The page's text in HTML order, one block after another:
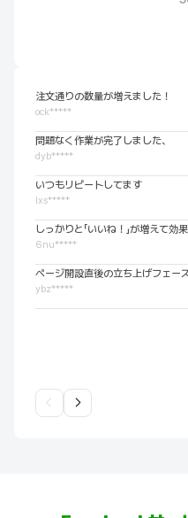
注文通りの数量が増えました！
ock*****
問題なく作業が完了しました、
dyb*****
いつもリピートしてます
lxs*****
しっかりと「いいね！」が増えて効
6nu*****
ページ開設直後の立ち上げフェー
ybz*****